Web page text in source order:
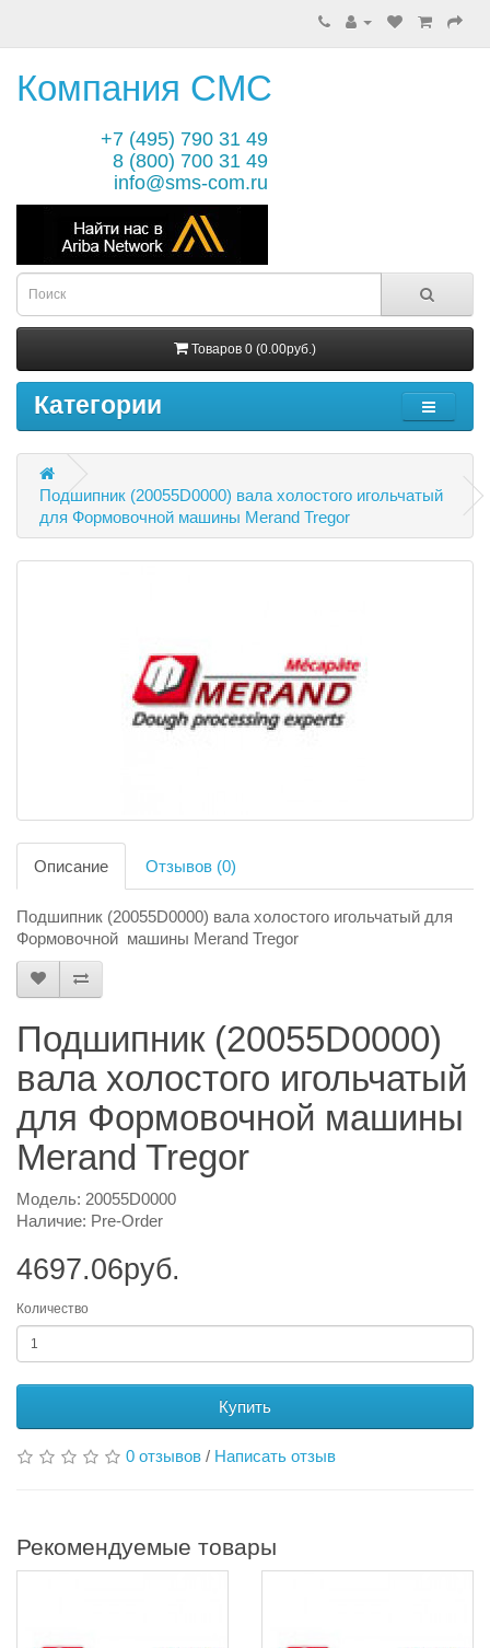
Компания СМС
+7 (495) 790 31 49
8 (800) 700 31 49
info@sms-com.ru
Товаров 0 (0.00руб.)
Категории
Подшипник (20055D0000) вала холостого игольчатый
для Формовочной машины Merand Tregor
Описание Отзывов (0)
Подшипник (20055D0000) вала холостого игольчатый для
Формовочной машины Merand Tregor
Подшипник (20055D0000)
вала холостого игольчатый
для Формовочной машины
Merand Tregor
Модель: 20055D0000
Наличие: Pre-Order
4697.06руб.
Количество
Купить
0 отзывов / Написать отзыв
Рекомендуемые товары